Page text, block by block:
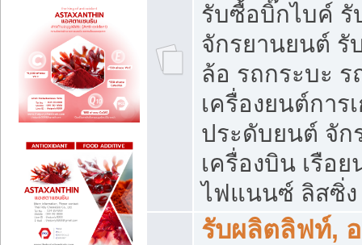
รับซื้อบิ๊กไบค์
จักรยานยนต์ รั
ล้อ รถกระบะ
เครื่องยนต์การ
ประดับยนต์ จัก
เครื่องบิน เรือ
ไฟแนนซ์ ลิสซิ่ง
รับผลิตลิฟท์,